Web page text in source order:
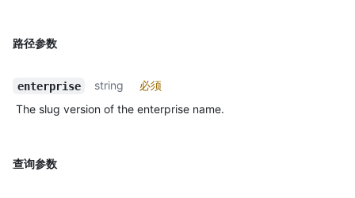
路径参数
enterprise string
必须
The slug version of the enterprise name.
查询参数